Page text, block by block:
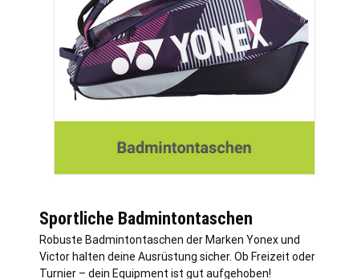
Sportliche Badmintontaschen
Robuste Badmintontaschen der Marken Yonex und
Victor halten deine Ausrüstung sicher. Ob Freizeit oder
Turnier – dein Equipment ist gut aufgehoben!